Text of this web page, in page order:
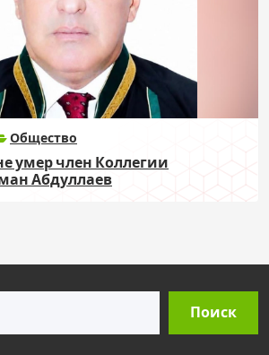
Общество
умер член Коллегии
Абдуллаев
Поиск